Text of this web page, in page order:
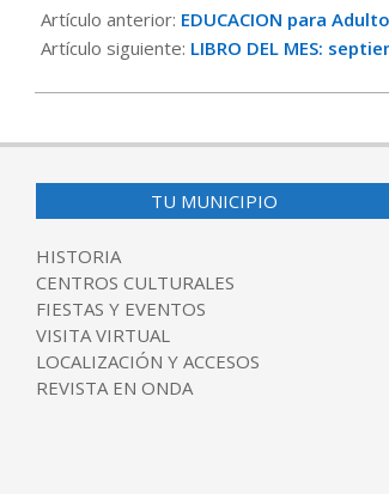
09-
17
Artículo anterior: EDUCACION para
Artículo siguiente: LIBRO DEL MES:
TU MUNICIPIO
HISTORIA
CENTROS CULTURALES
FIESTAS Y EVENTOS
VISITA VIRTUAL
LOCALIZACIÓN Y ACCESOS
REVISTA EN ONDA